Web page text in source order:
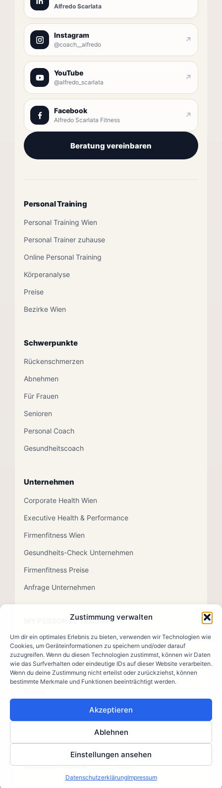
Zustimmung verwalten
Um dir ein optimales Erlebnis zu bieten, verwenden wir Technologien wie
Cookies, um Geräteinformationen zu speichern und/oder darauf
zuzugreifen. Wenn du diesen Technologien zustimmst, können wir Daten
wie das Surfverhalten oder eindeutige IDs auf dieser Website verarbeiten.
Wenn du deine Zustimmung nicht erteilst oder zurückziehst, können
bestimmte Merkmale und Funktionen beeinträchtigt werden.
Akzeptieren
Ablehnen
Einstellungen ansehen
DatenschutzerklärungImpressum
Alfredo Scarlata
Instagram
@coach__alfredo ↗
YouTube
@alfredo_scarlata ↗
Facebook
Alfredo Scarlata Fitness ↗
Beratung vereinbaren
Personal Training
Personal Training Wien
Personal Trainer zuhause
Online Personal Training
Körperanalyse
Preise
Bezirke Wien
Schwerpunkte
Rückenschmerzen
Abnehmen
Für Frauen
Senioren
Personal Coach
Gesundheitscoach
Unternehmen
Corporate Health Wien
Executive Health & Performance
Firmenfitness Wien
Gesundheits-Check Unternehmen
Firmenfitness Preise
Anfrage Unternehmen
MY PERSONAL TRAINER
Über Alfredo
Kontakt
Blog
© 2026 MY PERSONAL TRAINER · Mag. Alfredo Scarlata
Datenschutz
Rechtliche Hinweise
AGB